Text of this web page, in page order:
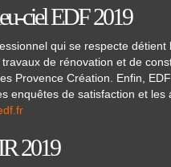
ciel EDF 2019
qui se respecte
travaux de rénovation et de
Provence Création. Enfin,
enquêtes de satisfaction et les
2019